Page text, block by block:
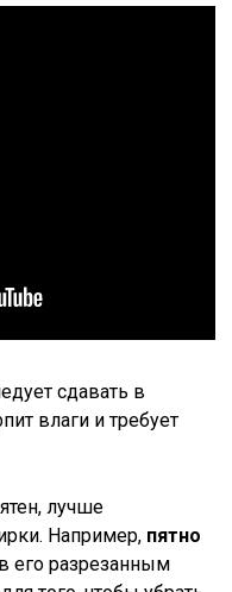
сдавать в
влаги и требует
лучше
Например, пятно
его разрезанным